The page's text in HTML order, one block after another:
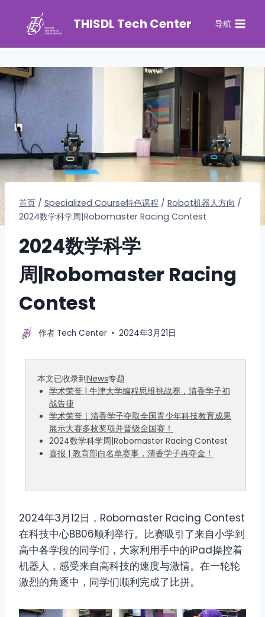
THISDL Tech Center 导航
首页 / Specialized Course特色课程 / Robot机器人方向 /
2024数学科学周|Robomaster Racing Contest
2024数学科学
周|Robomaster Racing
Contest
作者 Tech Center 2024年3月21日
本文已收录到News专题
学术荣誉 | 牛津大学编程思维挑战赛，清香学子初
战告捷
学术荣誉｜清香学子夺取全国青少年科技教育成果
展示大赛多枚奖项并晋级全国赛！
2024数学科学周|Robomaster Racing Contest
喜报 | 教育部白名单赛事，清香学子再夺金！
2024年3月12日，Robomaster Racing Contest
在科技中心BB06顺利举行。比赛吸引了来自小学到
高中各学段的同学们，大家利用手中的iPad操控着
机器人，感受来自高科技的速度与激情。在一轮轮
激烈的角逐中，同学们顺利完成了比拼。